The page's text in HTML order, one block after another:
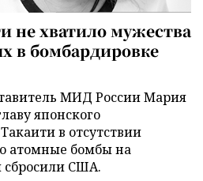
не хватило мужества
в бомбардировке
МИД России Мария
японского
в отсутствии
атомные бомбы на
сбросили США.